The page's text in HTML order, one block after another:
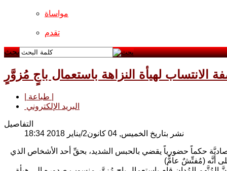
مواساة
تقدم
بحث
لهيأة النزاهة باستعمال باجٍ مُزوَّرٍ
البريد الإلكتروني
التفاصيل
نشر بتاريخ الخميس, 04 كانون2/يناير 2018 18:34
حكماً حضورياً يقضي بالحبس الشديد، بحقِّ أحد الأشخاص الذي